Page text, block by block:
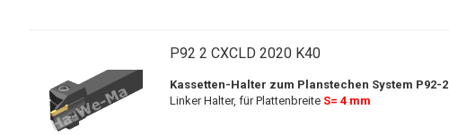
P92 2 CXCLD 2020 K40
Kassetten-Halter zum Planstechen System P92-2
Linker Halter, für PlattenbreiteS= 4 mm